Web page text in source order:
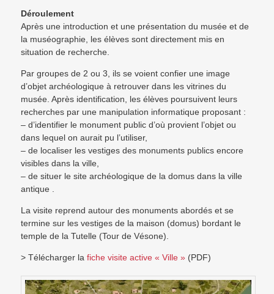
Déroulement
Après une introduction et une présentation du musée et de
la muséographie, les élèves sont directement mis en
situation de recherche.
Par groupes de 2 ou 3, ils se voient confier une image
d’objet archéologique à retrouver dans les vitrines du
musée. Après identification, les élèves poursuivent leurs
recherches par une manipulation informatique proposant :
– d’identifier le monument public d’où provient l’objet ou
dans lequel on aurait pu l’utiliser,
– de localiser les vestiges des monuments publics encore
visibles dans la ville,
– de situer le site archéologique de la domus dans la ville
antique .
La visite reprend autour des monuments abordés et se
termine sur les vestiges de la maison (domus) bordant le
temple de la Tutelle (Tour de Vésone).
> Télécharger la fiche visite active « Ville » (PDF)